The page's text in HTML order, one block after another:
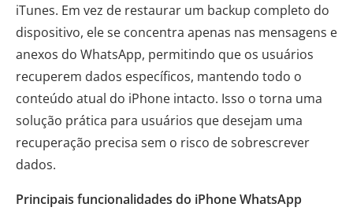
iTunes. Em vez de restaurar um backup completo do
dispositivo, ele se concentra apenas nas mensagens e
anexos do WhatsApp, permitindo que os usuários
recuperem dados específicos, mantendo todo o
conteúdo atual do iPhone intacto. Isso o torna uma
solução prática para usuários que desejam uma
recuperação precisa sem o risco de sobrescrever
dados.
Principais funcionalidades do iPhone WhatsApp